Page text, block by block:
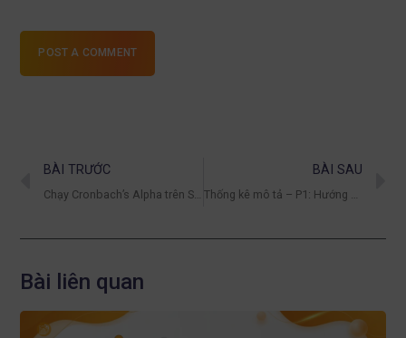
POST A COMMENT
BÀI TRƯỚC BÀI SAU
Bài liên quan